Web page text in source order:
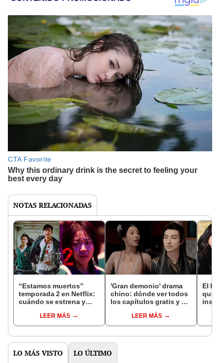
NOTAS RELACIONADAS
“Estamos muertos”
temporada 2 en Netflix:
cuándo se estrena y
temporadaLEER MÁS
'Gran demonio' drama
chino: dónde ver todos
los capítulos gratis y en
LEER MÁS
El k-
que
LO MÁS VISTO LO ÚLTIMO